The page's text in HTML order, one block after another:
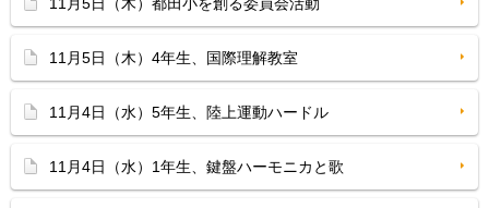
11月5日（木）4年生、国際理解教室
11月4日（水）5年生、陸上運動ハードル
11月4日（水）1年生、鍵盤ハーモニカと歌